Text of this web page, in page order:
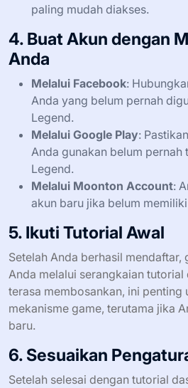
paling mudah diakses.
4. Buat Akun dengan
Anda
Melalui Facebook:
Anda yang belum pernah
Legend.
Melalui Google Play:
Anda gunakan belum
Legend.
Melalui Moonton Account:
akun baru jika belum
5. Ikuti Tutorial Awal
Setelah Anda berhasil mendaftar,
Anda melalui serangkaian tutorial
terasa membosankan, ini penting
mekanisme game, terutama jika
baru.
6. Sesuaikan
Setelah selesai dengan tutorial